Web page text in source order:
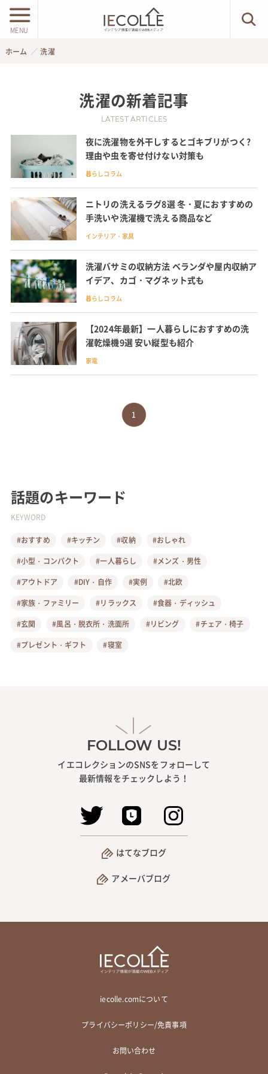
MENU
ホーム 洗濯
洗濯の新着記事
LATEST ARTICLES
夜に洗濯物を外干しするとゴキブリがつく?
理由や虫を寄せ付けない対策も
暮らしコラム
ニトリの洗えるラグ8選 冬・夏におすすめの
手洗いや洗濯機で洗える商品など
インテリア・家具
洗濯バサミの収納方法 ベランダや屋内収納ア
イデア、カゴ・マグネット式も
暮らしコラム
【2024年最新】一人暮らしにおすすめの洗
濯乾燥機9選 安い縦型も紹介
家電
1
話題のキーワード
KEYWORD
#おすすめ #キッチン #収納
#おしゃれ
#小型・コンパクト
#一人暮らし
#メンズ・男性
#アウトドア
#DIY・自作 #実例
#北欧
#家族・ファミリー
#リラックス
#食器・ディッシュ
#玄関
#風呂・脱衣所・洗面所 #リビング
#チェア・椅子
#プレゼント・ギフト
#寝室
FOLLOW US!
イエコレクションのSNSをフォローして
最新情報をチェックしよう！
はてなブログ
アメーバブログ
iecolle.comについて
プライバシーポリシー/免責事項
お問い合わせ